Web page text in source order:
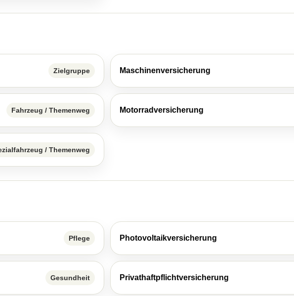
Zielgruppe Maschinenversicherung
Fahrzeug / Themenweg Motor­rad­ver­sicherung
/ Themenweg
Pflege Photo­voltaik­ver­si­che­rung
Gesundheit Privathaftpflichtversicherung